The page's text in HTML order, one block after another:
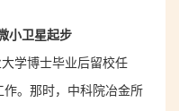
小卫星起步
学博士毕业后留校任
作。那时，中科院冶金所